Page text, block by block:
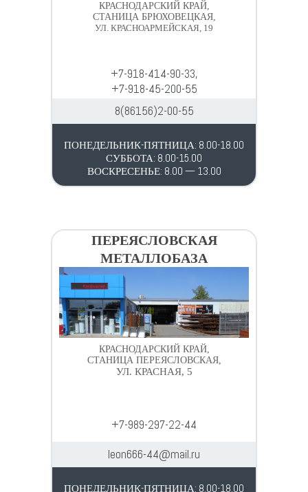
КРАСНОДАРСКИЙ КРАЙ,
СТАНИЦА БРЮХОВЕЦКАЯ,
УЛ. КРАСНОАРМЕЙСКАЯ, 19
+7-918-414-90-33,
+7-918-45-200-55
8(86156)2-00-55
ПОНЕДЕЛЬНИК-ПЯТНИЦА: 8.00-18.00
СУББОТА: 8.00-15.00
ВОСКРЕСЕНЬЕ: 8.00 — 13.00
ПЕРЕЯСЛОВСКАЯ
МЕТАЛЛОБАЗА
КРАСНОДАРСКИЙ КРАЙ,
СТАНИЦА ПЕРЕЯСЛОВСКАЯ,
УЛ. КРАСНАЯ, 5
+7-989-297-22-44
leon666-44@mail.ru
ПОНЕДЕЛЬНИК-ПЯТНИЦА: 8.00-18.00